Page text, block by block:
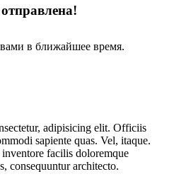
в ближайшее время.
adipisicing elit. Officiis
sapiente quas. Vel, itaque.
facilis doloremque
consequuntur architecto.